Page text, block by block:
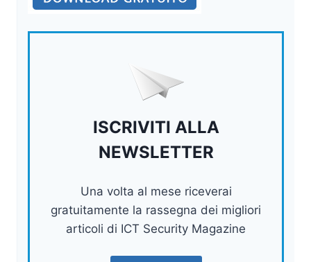
ISCRIVITI ALLA
NEWSLETTER
Una volta al mese riceverai
gratuitamente la rassegna dei migliori
articoli di ICT Security Magazine